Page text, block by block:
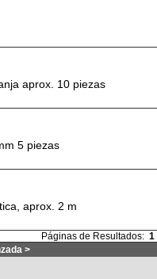
aprox. 10 piezas
5 piezas
aprox. 2 m
Páginas de Resultados: 1
>